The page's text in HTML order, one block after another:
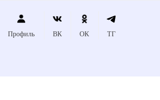
Профиль ВК ОК ТГ